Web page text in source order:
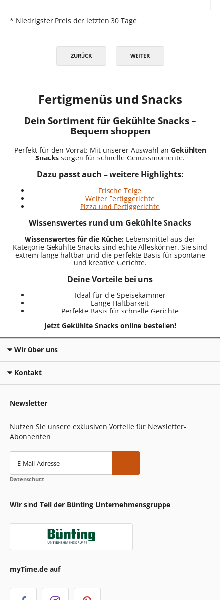
* Niedrigster Preis der letzten 30 Tage
ZURÜCK WEITER
Fertigmenüs und Snacks
Dein Sortiment für Gekühlte Snacks –
Bequem shoppen
Perfekt für den Vorrat: Mit unserer Auswahl an Gekühlten
Snacks sorgen für schnelle Genussmomente.
Dazu passt auch – weitere Highlights:
Frische Teige
Weiter Fertiggerichte
Pizza und Fertiggerichte
Wissenswertes rund um Gekühlte Snacks
Wissenswertes für die Küche: Lebensmittel aus der
Kategorie Gekühlte Snacks sind echte Alleskönner. Sie sind
extrem lange haltbar und die perfekte Basis für spontane
und kreative Gerichte.
Deine Vorteile bei uns
Ideal für die Speisekammer
Lange Haltbarkeit
Perfekte Basis für schnelle Gerichte
Jetzt Gekühlte Snacks online bestellen!
Wir über uns
Kontakt
Newsletter
Nutzen Sie unsere exklusiven Vorteile für Newsletter-
Abonnenten
E-Mail-Adresse
Datenschutz
Wir sind Teil der Bünting Unternehmensgruppe
myTime.de auf